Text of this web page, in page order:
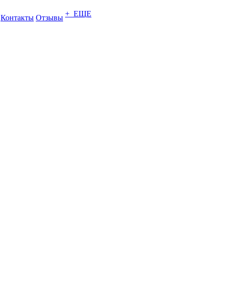
Контакты Отзывы + ЕЩЕ